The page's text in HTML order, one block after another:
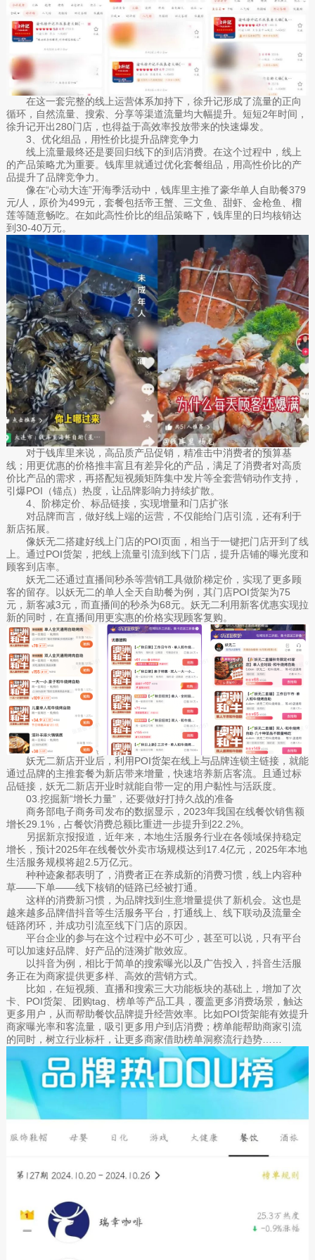
在这一套完整的线上运营体系加持下，徐升记形成了流量的正向
循环，自然流量、搜索、分享等渠道流量均大幅提升。短短2年时间，
徐升记开出280门店，也得益于高效率投放带来的快速爆发。
3、优化组品，用性价比提升品牌竞争力
线上流量最终还是要回归线下的到店消费。在这个过程中，线上
的产品策略尤为重要。钱库里就通过优化套餐组品，用高性价比的产
品提升了品牌竞争力。
像在“心动大连”开海季活动中，钱库里主推了豪华单人自助餐379
元/人，原价为499元，套餐包括帝王蟹、三文鱼、甜虾、金枪鱼、榴
莲等随意畅吃。在如此高性价比的组品策略下，钱库里的日均核销达
到30-40万元。
对于钱库里来说，高品质产品促销，精准击中消费者的预算基
线；用更优惠的价格推丰富且有差异化的产品，满足了消费者对高质
价比产品的需求，再搭配短视频矩阵集中发片等全套营销动作支持，
引爆POI（锚点）热度，让品牌影响力持续扩散。
4、阶梯定价、标品链接，实现增量和门店扩张
对品牌而言，做好线上端的运营，不仅能给门店引流，还有利于
新店拓展。
像妖无二搭建好线上门店的POI页面，相当于一键把门店开到了线
上。通过POI货架，把线上流量引流到线下门店，提升店铺的曝光度和
顾客到店率。
妖无二还通过直播间秒杀等营销工具做阶梯定价，实现了更多顾
客的留存。以妖无二的单人全天自助餐为例，其门店POI货架为75
元，新客减3元，而直播间的秒杀为68元。妖无二利用新客优惠实现拉
新的同时，在直播间用更实惠的价格实现顾客复购。
妖无二新店开业后，利用POI货架在线上与品牌连锁主链接，就能
通过品牌的主推套餐为新店带来增量，快速培养新店客流。且通过标
品链接，妖无二新店开业时就能自带一定的用户黏性与活跃度。
03.挖掘新“增长力量”，还要做好打持久战的准备
商务部电子商务司发布的数据显示，2023年我国在线餐饮销售额
增长29.1%，占餐饮消费总额比重进一步提升到22.2%。
另据新京报报道，近年来，本地生活服务行业在各领域保持稳定
增长，预计2025年在线餐饮外卖市场规模达到17.4亿元，2025年本地
生活服务规模将超2.5万亿元。
种种迹象都表明了，消费者正在养成新的消费习惯，线上内容种
草——下单——线下核销的链路已经被打通。
这样的消费新习惯，为品牌找到生意增量提供了新机会。这也是
越来越多品牌借抖音等生活服务平台，打通线上、线下联动及流量全
链路闭环，并成功引流至线下门店的原因。
平台企业的参与在这个过程中必不可少，甚至可以说，只有平台
可以加速好品牌、好产品的涟漪扩散效应。
以抖音为例，相比于简单的搜索曝光以及广告投入，抖音生活服
务正在为商家提供更多样、高效的营销方式。
比如，在短视频、直播和搜索三大功能板块的基础上，增加了次
卡、POI货架、团购tag、榜单等产品工具，覆盖更多消费场景，触达
更多用户，从而帮助餐饮品牌提升经营效率。比如POI货架能有效提升
商家曝光率和客流量，吸引更多用户到店消费；榜单能帮助商家引流
的同时，树立行业标杆，让更多商家借助榜单洞察流行趋势……